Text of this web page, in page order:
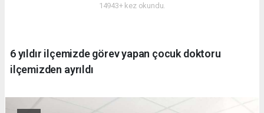
14943+ kez okundu.
6 yıldır ilçemizde görev yapan çocuk doktoru
ilçemizden ayrıldı